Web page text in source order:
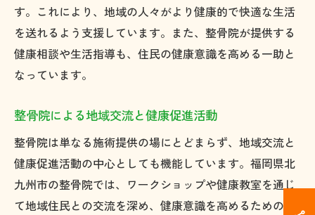
す。これにより、地域の人々がより健康的で快適な生活
を送れるよう支援しています。また、整骨院が提供する
健康相談や生活指導も、住民の健康意識を高める一助と
なっています。
整骨院による地域交流と健康促進活動
整骨院は単なる施術提供の場にとどまらず、地域交流と
健康促進活動の中心としても機能しています。福岡県北
九州市の整骨院では、ワークショップや健康教室を通じ
て地域住民との交流を深め、健康意識を高めるための活